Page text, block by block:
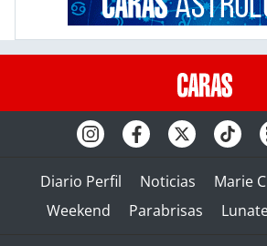
Diario Perfil Noticias Marie
Weekend
Parabrisas